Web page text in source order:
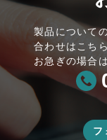
製品について
合わせはこち
お急ぎの場合
フ